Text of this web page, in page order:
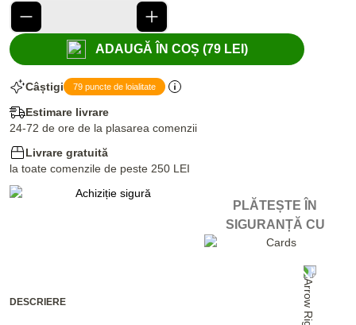
ADAUGĂ ÎN COȘ (79 LEI)
Câștigi 79 puncte de loialitate
Estimare livrare
24-72 de ore de la plasarea comenzii
Livrare gratuită
la toate comenzile de peste 250 LEI
PLĂTEȘTE ÎN
SIGURANȚĂ CU
DESCRIERE